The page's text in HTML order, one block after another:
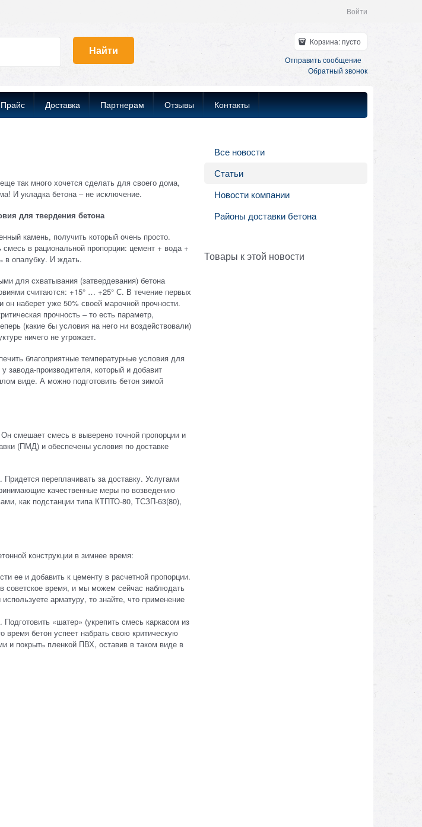
Войти
Найти
Корзина:пусто
Отправить сообщение
Обратный звонок
Прайс Доставка Партнерам Отзывы Контакты
так много хочется сделать для своего дома,
И укладка бетона – не исключение.
для твердения бетона
камень, получить который очень просто.
в рациональной пропорции: цемент + вода +
в опалубку. И ждать.
для схватывания (затвердевания) бетона
считаются: +15° … +25° С. В течение первых
он наберет уже 50% своей марочной прочности.
прочность – то есть параметр,
(какие бы условия на него ни воздействовали)
ничего не угрожает.
благоприятные температурные условия для
завода-производителя, который и добавит
виде. А можно подготовить бетон зимой
смешает смесь в выверено точной пропорции и
(ПМД) и обеспечены условия по доставке
переплачивать за доставку. Услугами
качественные меры по возведению
как подстанции типа КТПТО-80, ТСЗП-63(80),
конструкции в зимнее время:
ее и добавить к цементу в расчетной пропорции.
советское время, и мы можем сейчас наблюдать
арматуру, то знайте, что применение
«шатер» (укрепить смесь каркасом из
бетон успеет набрать свою критическую
и покрыть пленкой ПВХ, оставив в таком виде в
Все новости
Статьи
Новости компании
Районы доставки бетона
Товары к этой новости